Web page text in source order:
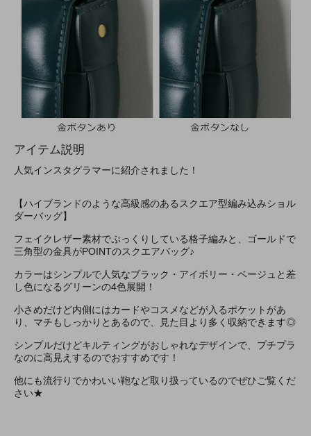
アイテム説明
人気インスタグラマーに紹介されました！
【ハイブランドのような高級感のあるスクエア型編み込みショル
ダーバッグ】
フェイクレザー素材でぷっくりしている格子編みと、ゴールドで
三角型の金具がPOINTのスクエアバッグ♪
カラーはシンプルで人気なブラック・アイボリー・ベージュと差
し色になるグリーンの4色展開！
小さめだけど内側にはカードやコスメなどが入るポケットがあ
り、マチもしっかりとあるので、見た目より多く収納できます◎
シンプルだけどキルティングがおしゃれなデザインで、プチプラ
なのに高見えするのでおすすめです！
他にも流行りでかわいい鞄など取り扱っているのでぜひご覧くだ
さい★